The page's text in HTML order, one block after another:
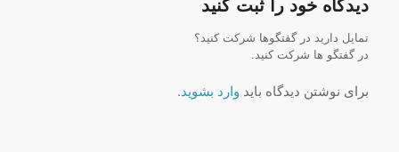
تمایل دارید در گفتگوها شرکت کنید؟
در گفتگو ها شرکت کنید.
برای نوشتن دیدگاه باید وارد بشوید.